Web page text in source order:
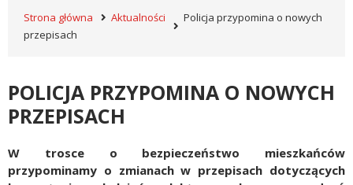
Strona główna Aktualności
Policja przypomina o nowych
przepisach
POLICJA PRZYPOMINA O NOWYCH
PRZEPISACH
W trosce o bezpieczeństwo mieszkańców
przypominamy o zmianach w przepisach dotyczących